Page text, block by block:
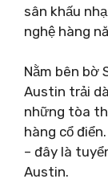
sân khấu
nghệ hàng
Nằm bên bờ
Austin trải
những tòa
hàng cổ
– đây là
Austin.